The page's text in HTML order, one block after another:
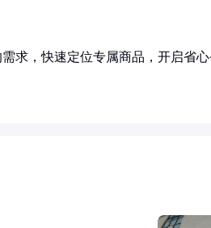
求，快速定位专属商品，开启省